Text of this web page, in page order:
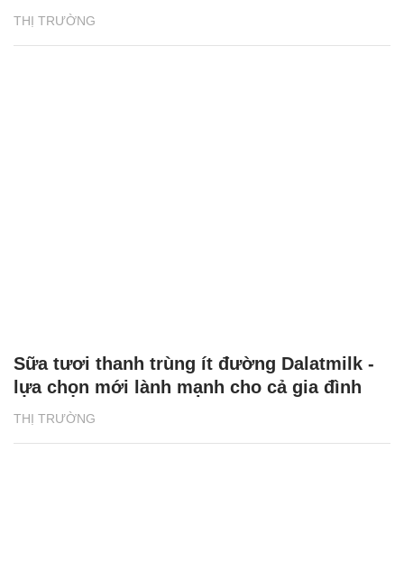
THỊ TRƯỜNG
THỊ TRƯỜNG
Sữa tươi thanh trùng ít đường Dalatmilk -
lựa chọn mới lành mạnh cho cả gia đình